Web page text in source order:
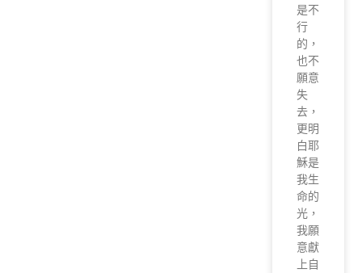
是不
行
的，
也不
願意
失
去，
更明
白耶
穌是
我生
命的
光，
我願
意獻
上自